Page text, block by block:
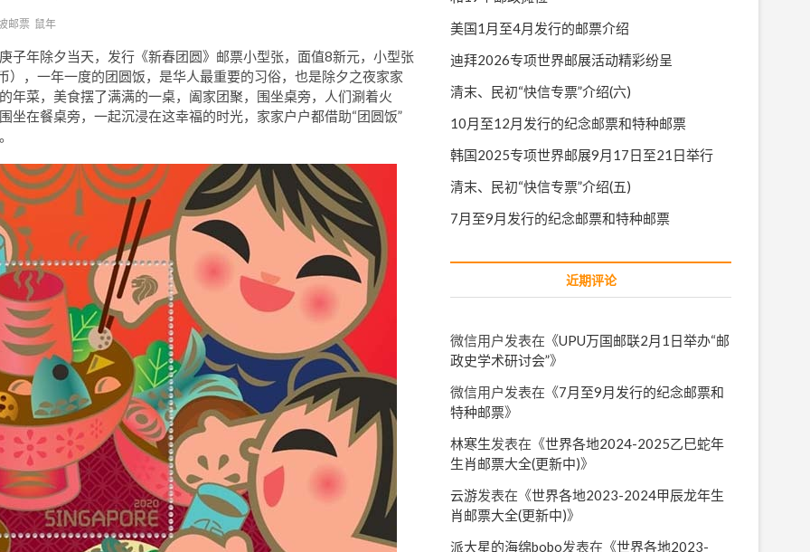
邮票 鼠年
子年除夕当天，发行《新春团圆》邮票小型张，面值8新元，小型张
，一年一度的团圆饭，是华人最重要的习俗，也是除夕之夜家家
年菜，美食摆了满满的一桌，阖家团聚，围坐桌旁，人们涮着火
在餐桌旁，一起沉浸在这幸福的时光，家家户户都借助“团圆饭”
美国1月至4月发行的邮票介绍
迪拜2026专项世界邮展活动精彩纷呈
清末、民初“快信专票”介绍(六)
10月至12月发行的纪念邮票和特种邮票
韩国2025专项世界邮展9月17日至21日举行
清末、民初“快信专票”介绍(五)
7月至9月发行的纪念邮票和特种邮票
近期评论
微信用户 发表在《UPU万国邮联2月1日举办“邮
政史学术研讨会”》
微信用户 发表在《7月至9月发行的纪念邮票和
特种邮票》
林寒生发表在《世界各地2024-2025乙巳蛇年
生肖邮票大全(更新中)》
云游发表在《世界各地2023-2024甲辰龙年生
肖邮票大全(更新中)》
派大星的海绵bobo发表在《世界各地2023-